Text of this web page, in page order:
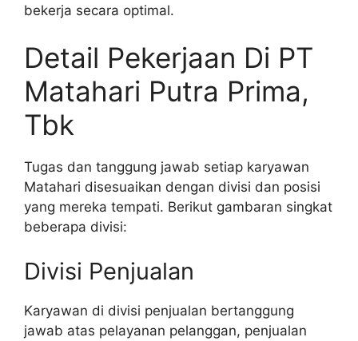
bekerja secara optimal.
Detail Pekerjaan Di PT
Matahari Putra Prima,
Tbk
Tugas dan tanggung jawab setiap karyawan
Matahari disesuaikan dengan divisi dan posisi
yang mereka tempati. Berikut gambaran singkat
beberapa divisi:
Divisi Penjualan
Karyawan di divisi penjualan bertanggung
jawab atas pelayanan pelanggan, penjualan